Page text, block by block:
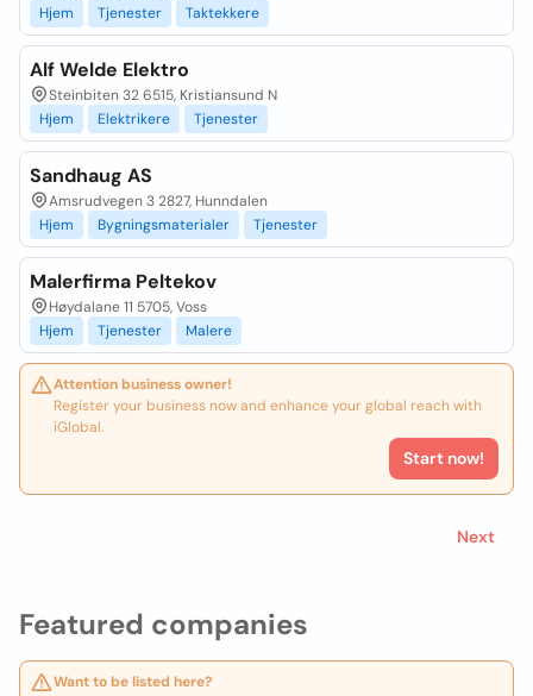
Featured companies
Want to be listed here?
Hjem
Tjenester Taktekkere
Alf Welde Elektro
Steinbiten 32 6515, Kristiansund N
Hjem
Elektrikere Tjenester
Sandhaug AS
Amsrudvegen 3 2827, Hunndalen
Hjem
Bygningsmaterialer Tjenester
Malerfirma Peltekov
Høydalane 11 5705, Voss
Hjem
Tjenester Malere
Attention business owner!
Register your business now and enhance your global reach with
iGlobal.
Start now!
Next